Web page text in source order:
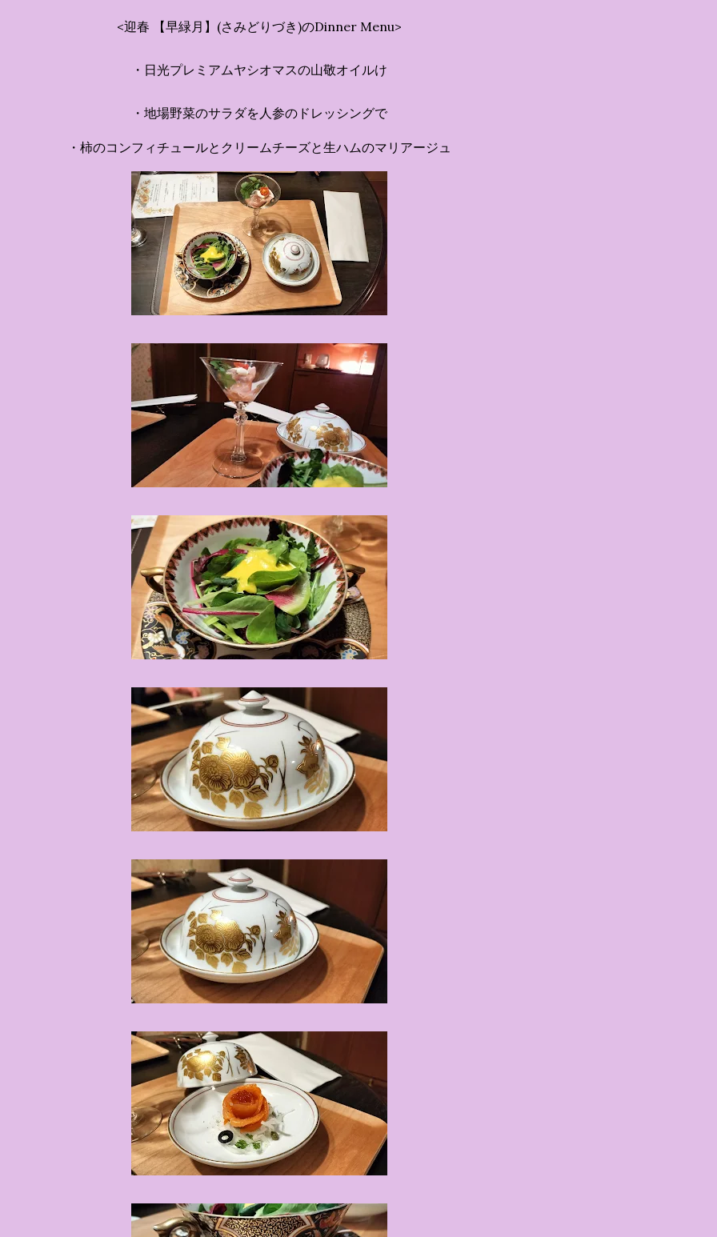
クターたちがそれぞれの“好き”や理想を詰め込んでデザイ
<迎春 【早緑月】(さみどりづき)のDinner Menu>
・日光プレミアムヤシオマスの山敬オイルけ
・地場野菜のサラダを人参のドレッシングで
・柿のコンフィチュールとクリームチーズと生ハムのマリアージュ